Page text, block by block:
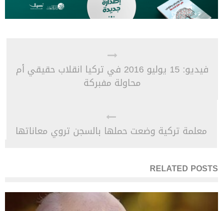
فيديو: 15 يوليو 2016 في تركيا انقلاب حقيقي أم
محاولة مفبركة
معلمة تركية وضعت حملها بالسجن تروي معاناتها
RELATED POSTS